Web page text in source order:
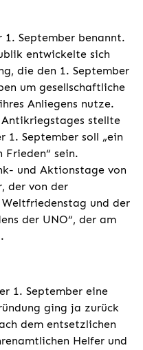
September benannt.
entwickelte sich
die den 1. September
um gesellschaftliche
Anliegens nutze.
stellte
1. September soll „ein
Frieden“ sein.
und Aktionstage von
der von der
und der
der UNO“, der am
1. September eine
ging ja zurück
dem entsetzlichen
Helfer und